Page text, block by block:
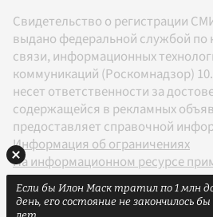
Свидетельство о регистрации
выдано федеральной службой по
связи, информационных
коммуникаций (Роскомнадзор)
несет ответственности за
содержащейся в рекламных
предоставляет справочной
Информация об ограничениях
На информационном ресурсе
рекомендательные технологии в
Правилами
Если бы Илон Маск тратил по 1 млн
день, его состояние не закончилось